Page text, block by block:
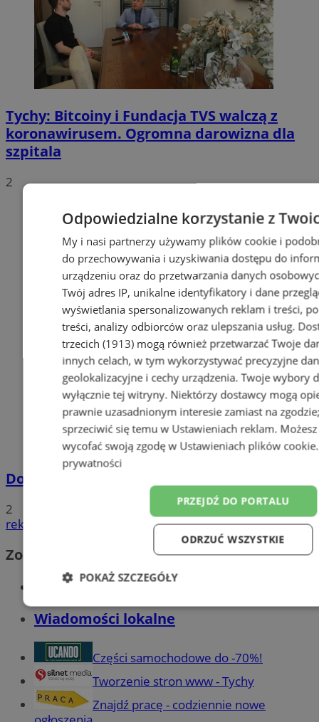
Tychy: Bitcoiny i Fundacja TVS walczą z
koronawirusem. Ogromna darowizna dla
szpitala
2
Dowody osobiste z odciskami palców
2
reklama
Zobacz również
Wiadomości kryminalne w Tychach
Wiadomości lokalne
Części samochodowe do -70%!
Tworzenie stron www - Tychy
Znajdź pracę - codziennie nowe
Odpowiedzialne korzystanie z
My i nasi partnerzy używamy plików cookie i
do przechowywania i uzyskiwania dostępu do
urządzeniu oraz do przetwarzania danych
Twój adres IP, unikalne identyfikatory i dane
wyświetlania spersonalizowanych reklam i treści,
treści, analizy odbiorców oraz ulepszania usług.
trzecich (1913) mogą również przetwarzać Twoje
innych celach, w tym wykorzystywać precyzyjne
geolokalizacyjne i cechy urządzenia. Twoje wybory
wyłącznie tej witryny. Niektórzy dostawcy mogą
prawnie uzasadnionym interesie zamiast na
sprzeciwić się temu w Ustawieniach reklam.
wycofać swoją zgodę w Ustawieniach plików cookie
prywatności
PRZEJDŹ DO PORTALU
ODRZUĆ WSZYSTKIE
POKAŻ SZCZEGÓŁY
Niezbędne Wydajność Targetowanie
Niesklasyfikowane